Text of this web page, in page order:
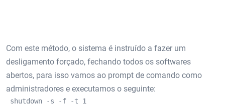
Com este método, o sistema é instruído a fazer um
desligamento forçado, fechando todos os softwares
abertos, para isso vamos ao prompt de comando como
administradores e executamos o seguinte:
shutdown -s -f -t 1